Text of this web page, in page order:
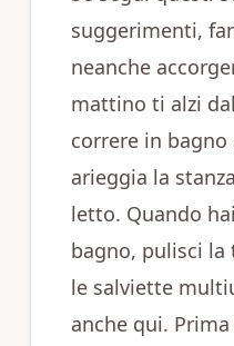
suggerimenti,
neanche
mattino ti alzi
correre in
arieggia la
letto. Quando
bagno, pulisci la
le salviette
anche qui.